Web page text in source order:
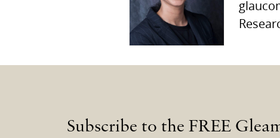
Subscribe to the FREE